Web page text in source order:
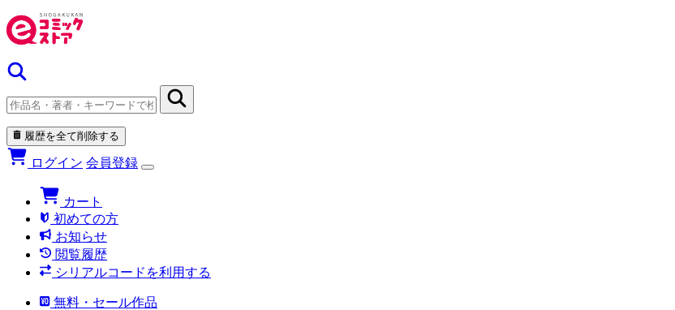
履歴を全て削除する
ログイン 会員登録
カート
初めての方
お知らせ
閲覧履歴
シリアルコードを利用する
無料・セール作品